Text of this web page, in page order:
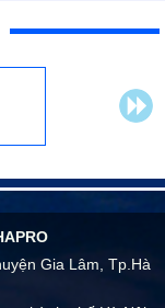
Gia Lâm, Tp.Hà